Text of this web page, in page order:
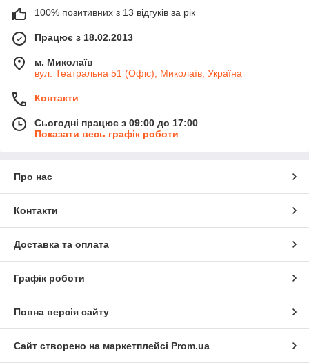
100% позитивних з 13 відгуків за рік
Працює з 18.02.2013
м. Миколаїв
вул. Театральна 51 (Офіс), Миколаїв, Україна
Контакти
Сьогодні працює з 09:00 до 17:00
Показати весь графік роботи
Про нас
Контакти
Доставка та оплата
Графік роботи
Повна версія сайту
Сайт створено на маркетплейсі Prom.ua